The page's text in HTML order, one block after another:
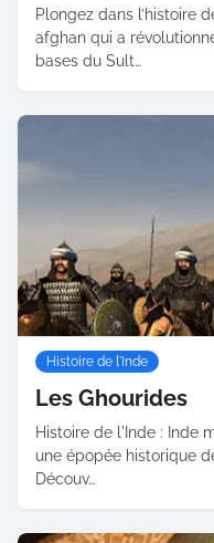
Plongez dans l’histoire
afghan qui a
bases du Sult…
Histoire de l'Inde
Les Ghourides
Histoire de l'Inde : Inde
une épopée historique
Découv…